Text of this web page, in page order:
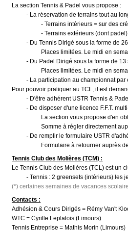
La section Tennis & Padel vous propose :
- La réservation de terrains tout au
- Terrains intérieurs = sur des
- Terrains extérieurs (dont
- Du Tennis Dirigé sous la forme de 26
Places limitées. Le midi en semaine.
- Du Padel Dirigé sous la forme de 13
Places limitées. Le midi en semaine.
- La participation au championnat par
Pour pouvoir pratiquer au TCL, il est
- D'être adhérent USTR Tennis &
- De disposer d'une licence F.F.T.
La section vous propose d'en
Somme à régler directement
- De remplir le formulaire USTR
Formulaire à retourner auprès
Tennis Club des Molières (TCM) :
Le Tennis Club des Molières (TCL) est un
- Tennis : 2 greensets (intérieurs) les
(*) certaines semaines de vacances
Contacts :
Adhésion & Cours Dirigés = Rémy Van't
WTC = Cyrille Leplatois (Limours)
Tennis Entreprise = Mathis Morin (Limours)